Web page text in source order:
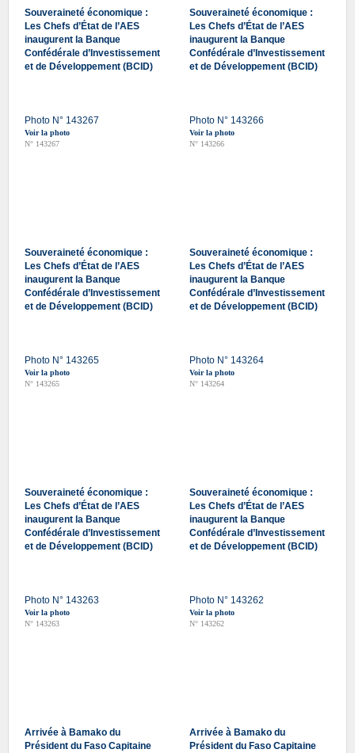
Souveraineté économique :
Les Chefs d’État de l’AES
inaugurent la Banque
Confédérale d’Investissement
et de Développement (BCID)
Photo N° 143267
Voir la photo
N° 143267
Souveraineté économique :
Les Chefs d’État de l’AES
inaugurent la Banque
Confédérale d’Investissement
et de Développement (BCID)
Photo N° 143266
Voir la photo
N° 143266
Souveraineté économique :
Les Chefs d’État de l’AES
inaugurent la Banque
Confédérale d’Investissement
et de Développement (BCID)
Photo N° 143265
Voir la photo
N° 143265
Souveraineté économique :
Les Chefs d’État de l’AES
inaugurent la Banque
Confédérale d’Investissement
et de Développement (BCID)
Photo N° 143264
Voir la photo
N° 143264
Souveraineté économique :
Les Chefs d’État de l’AES
inaugurent la Banque
Confédérale d’Investissement
et de Développement (BCID)
Photo N° 143263
Voir la photo
N° 143263
Souveraineté économique :
Les Chefs d’État de l’AES
inaugurent la Banque
Confédérale d’Investissement
et de Développement (BCID)
Photo N° 143262
Voir la photo
N° 143262
Arrivée à Bamako du
Président du Faso Capitaine
Arrivée à Bamako du
Président du Faso Capitaine